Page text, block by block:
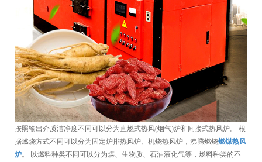
按照输出介质洁净度不同可以分为直燃式热风(烟气)炉和间接式热风炉。 根
据燃烧方式不同可以分为固定炉排热风炉、机烧热风炉，沸腾燃烧燃煤热风
炉。 以燃料种类不同可以分为煤、生物质、石油液化气等，燃料种类的不